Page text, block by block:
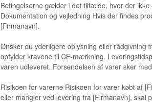
Betingelserne gælder i det tilfælde, hvor der
Dokumentation og vejledning Hvis der findes
[Firmanavn].
Ønsker du yderligere oplysning eller rådgivning
opfylder kravene til CE-mærkning.
varen udleveret. Forsendelsen af varer sker
Risikoen for varerne Risikoen for varer købt af
eller mangler ved levering fra [Firmanavn], skal